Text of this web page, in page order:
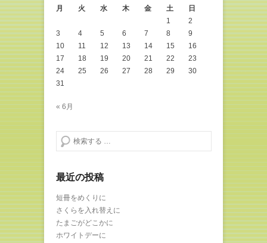
月
火 水 木 金 土
日
1
2
3
4 5 6 7 8
9
10
11 12 13 14 15
16
17
18 19 20 21 22
23
24
25 26 27 28 29
30
31
« 6月
検索する
最近の投稿
短冊をめくりに
さくらを入れ替えに
たまごがどこかに
ホワイトデーに